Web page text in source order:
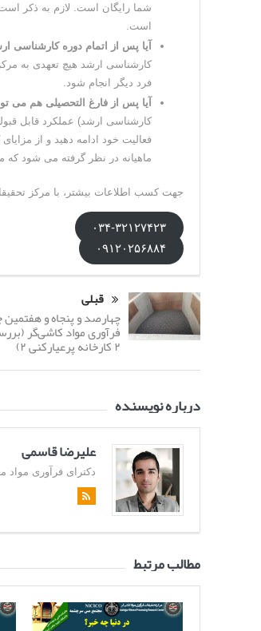
شما رایگان است. لازم به ذکر
است.
آیا پس از اتمام دوره کارشناسی
کارشناسی ارشد هیچ تعهدی به
فرد دیگر انجام شود.
آیا پس از فارغ التحصیلی هم می
کارشناسی ارشد) عملکرد قابل
فعالیت خود ادامه دهید و از
ماهیانه در نظر گرفته می شود که
جهت کسب اطلاعات بیشتر، با مرکز
۰۳۴-۳۲۱۲۷۴۲۳
۰۹۱۲۰۲۵۶۸۸۴
قبلی
چهارصد و پنجاه و
فرآوری مواد کاشی‌گر
۲ کارخانه پرعیارکنی ۲)
درباره نویسنده
علیرضا قاسمی
دکترای فرآوری مواد
مطالب مرتبط